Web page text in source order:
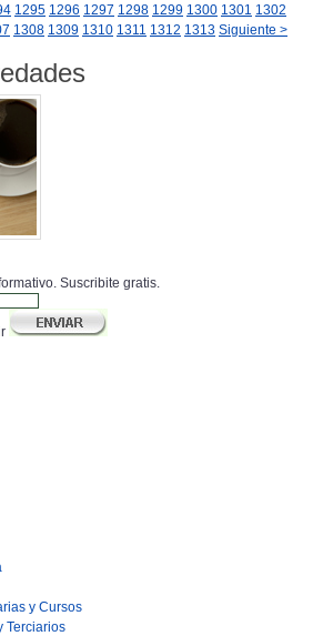
1295 1296 1297 1298 1299 1300 1301 1302
1308 1309 1310 1311 1312 1313 Siguiente >
Suscribite gratis.
y Cursos
Terciarios